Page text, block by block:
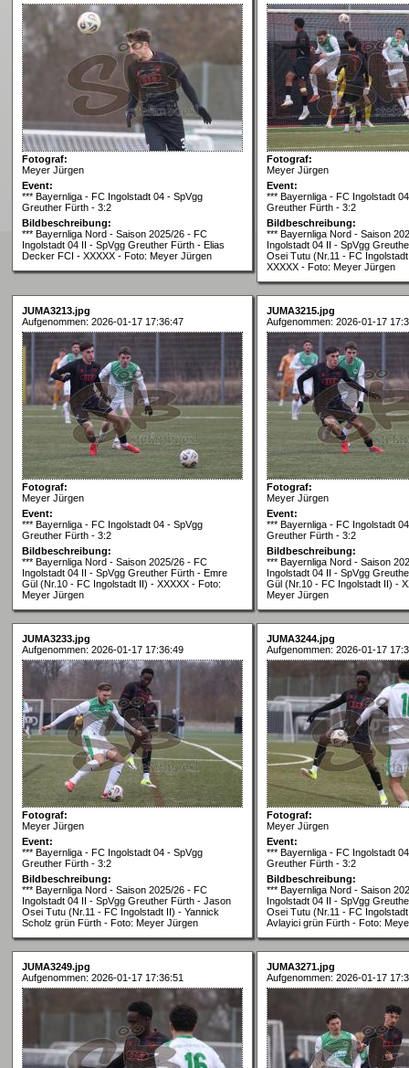
Fotograf:
Meyer Jürgen
Event:
*** Bayernliga - FC Ingolstadt 04 - SpVgg
Greuther Fürth - 3:2
Bildbeschreibung:
*** Bayernliga Nord - Saison 2025/26 - FC
Ingolstadt 04 II - SpVgg Greuther Fürth - Elias
Decker FCI - XXXXX - Foto: Meyer Jürgen
Fotograf:
Meyer Jürgen
Event:
*** Bayernliga - FC Ingolstadt
Greuther Fürth - 3:2
Bildbeschreibung:
*** Bayernliga Nord - Saison
Ingolstadt 04 II - SpVgg
Osei Tutu (Nr.11 - FC
XXXXX - Foto: Meyer Jürgen
JUMA3213.jpg
Aufgenommen: 2026-01-17 17:36:47
Fotograf:
Meyer Jürgen
Event:
*** Bayernliga - FC Ingolstadt 04 - SpVgg
Greuther Fürth - 3:2
Bildbeschreibung:
*** Bayernliga Nord - Saison 2025/26 - FC
Ingolstadt 04 II - SpVgg Greuther Fürth - Emre
Gül (Nr.10 - FC Ingolstadt II) - XXXXX - Foto:
Meyer Jürgen
JUMA3215.jpg
Aufgenommen: 2026-01-17
Fotograf:
Meyer Jürgen
Event:
*** Bayernliga - FC Ingolstadt
Greuther Fürth - 3:2
Bildbeschreibung:
*** Bayernliga Nord - Saison
Ingolstadt 04 II - SpVgg
Gül (Nr.10 - FC Ingolstadt II) -
Meyer Jürgen
JUMA3233.jpg
Aufgenommen: 2026-01-17 17:36:49
Fotograf:
Meyer Jürgen
Event:
*** Bayernliga - FC Ingolstadt 04 - SpVgg
Greuther Fürth - 3:2
Bildbeschreibung:
*** Bayernliga Nord - Saison 2025/26 - FC
Ingolstadt 04 II - SpVgg Greuther Fürth - Jason
Osei Tutu (Nr.11 - FC Ingolstadt II) - Yannick
Scholz grün Fürth - Foto: Meyer Jürgen
JUMA3244.jpg
Aufgenommen: 2026-01-17
Fotograf:
Meyer Jürgen
Event:
*** Bayernliga - FC Ingolstadt
Greuther Fürth - 3:2
Bildbeschreibung:
*** Bayernliga Nord - Saison
Ingolstadt 04 II - SpVgg
Osei Tutu (Nr.11 - FC
Avlayici grün Fürth - Foto:
JUMA3249.jpg
Aufgenommen: 2026-01-17 17:36:51
JUMA3271.jpg
Aufgenommen: 2026-01-17